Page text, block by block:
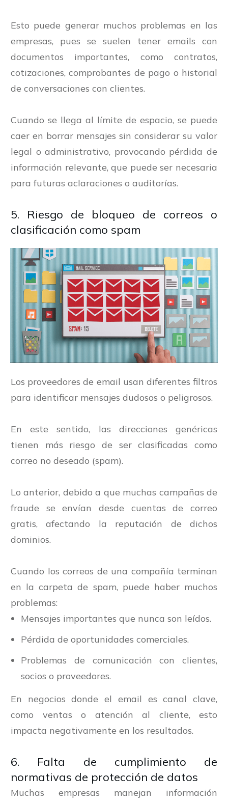
Esto puede generar muchos problemas en las
empresas, pues se suelen tener emails con
documentos importantes, como contratos,
cotizaciones, comprobantes de pago o historial
de conversaciones con clientes.
Cuando se llega al límite de espacio, se puede
caer en borrar mensajes sin considerar su valor
legal o administrativo, provocando pérdida de
información relevante, que puede ser necesaria
para futuras aclaraciones o auditorías.
5. Riesgo de bloqueo de correos o
clasificación como spam
Los proveedores de email usan diferentes filtros
para identificar mensajes dudosos o peligrosos.
En este sentido, las direcciones genéricas
tienen más riesgo de ser clasificadas como
correo no deseado (spam).
Lo anterior, debido a que muchas campañas de
fraude se envían desde cuentas de correo
gratis, afectando la reputación de dichos
dominios.
Cuando los correos de una compañía terminan
en la carpeta de spam, puede haber muchos
problemas:
Mensajes importantes que nunca son leídos.
Pérdida de oportunidades comerciales.
Problemas de comunicación con clientes,
socios o proveedores.
En negocios donde el email es canal clave,
como ventas o atención al cliente, esto
impacta negativamente en los resultados.
6. Falta de cumplimiento de
normativas de protección de datos
Muchas empresas manejan información